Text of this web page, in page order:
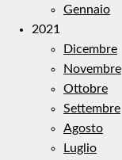
Gennaio
2021
Dicembre
Novembre
Ottobre
Settembre
Agosto
Luglio